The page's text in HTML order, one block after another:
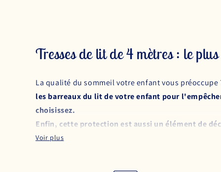
Tresses de lit de 4 mètres : le
La qualité du sommeil votre enfant vous préoccupe
les barreaux du lit de votre enfant pour
choisissez.
Enfin, cette protection est aussi un élément de
la chambre de votre enfant !